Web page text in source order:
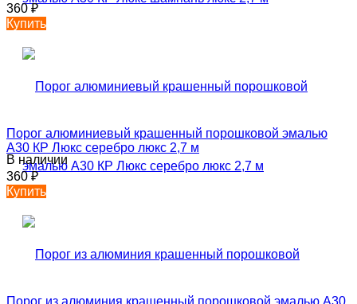
360₽
Купить
Порог алюминиевый крашенный порошковой эмалью
А30 КР Люкс серебро люкс 2,7 м
В наличии
360₽
Купить